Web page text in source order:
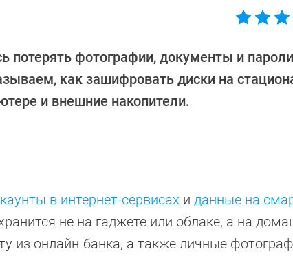
потерять фотографии, документы и
как зашифровать диски на
и внешние накопители.
в интернет-сервисах и данные на
не на гаджете или облаке, а на
из онлайн-банка, а также личные